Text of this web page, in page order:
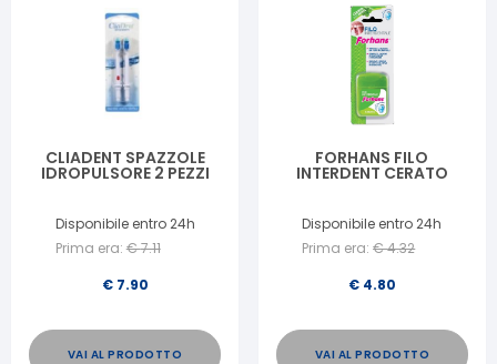
CLIADENT SPAZZOLE
IDROPULSORE 2 PEZZI
Disponibile entro 24h
Prima era: €7.11
€ 7.90
VAI AL PRODOTTO
FORHANS FILO
INTERDENT CERATO
Disponibile entro 24h
Prima era: €4.32
€ 4.80
VAI AL PRODOTTO